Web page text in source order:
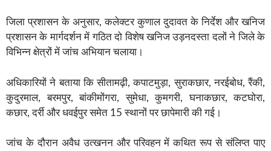
जिला प्रशासन के अनुसार, कलेक्टर कुणाल दुदावत के निर्देश और खनिज
प्रशासन के मार्गदर्शन में गठित दो विशेष खनिज उड़नदस्ता दलों ने जिले के
विभिन्न क्षेत्रों में जांच अभियान चलाया।
अधिकारियों ने बताया कि सीतामढ़ी, कपाटमुड़ा, सुराकछार, नरईबोध, रैंकी,
कुदुरमाल, बरमपुर, बांकीमोंगरा, सुमेधा, कुमगरी, घनाकछार, कटघोरा,
कछार, दर्री और धवईपुर समेत 15 स्थानों पर छापेमारी की गई।
जांच के दौरान अवैध उत्खनन और परिवहन में कथित रूप से संलिप्त पाए